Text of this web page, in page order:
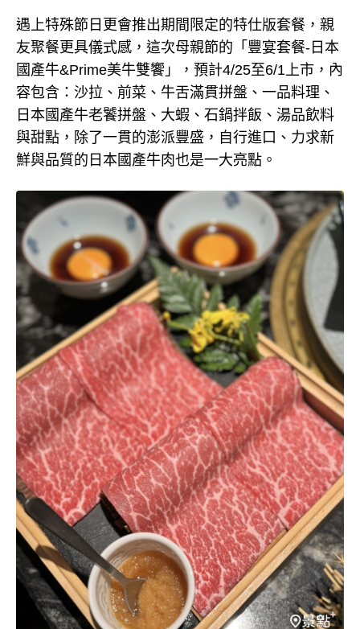
遇上特殊節日更會推出期間限定的特仕版套餐，親
友聚餐更具儀式感，這次母親節的「豐宴套餐-日本
國產牛&Prime美牛雙饗」，預計4/25至6/1上市，內
容包含：沙拉、前菜、牛舌滿貫拼盤、一品料理、
日本國產牛老饕拼盤、大蝦、石鍋拌飯、湯品飲料
與甜點，除了一貫的澎派豐盛，自行進口、力求新
鮮與品質的日本國產牛肉也是一大亮點。